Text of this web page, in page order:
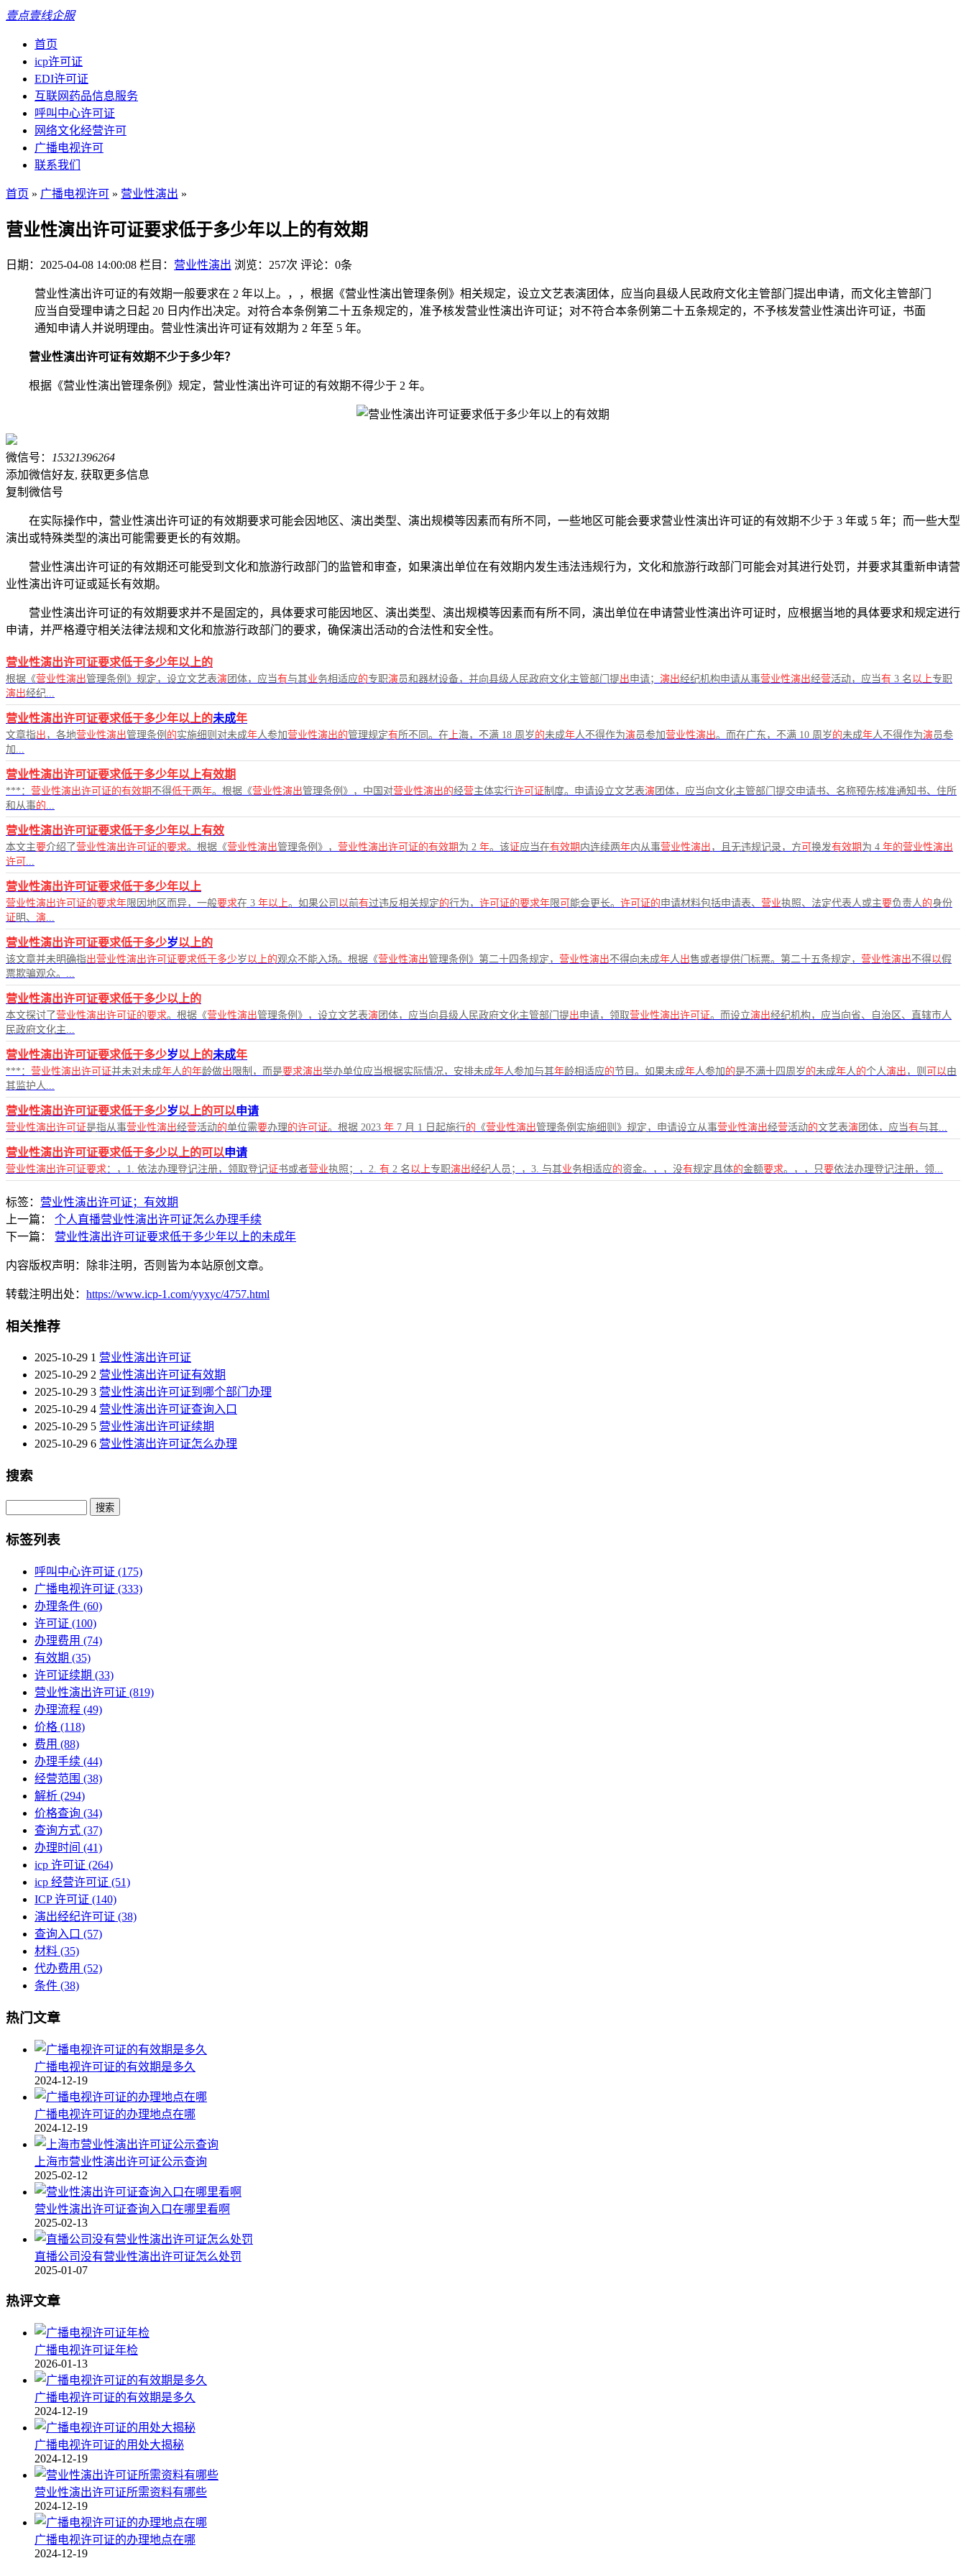
壹点壹线企服
首页
icp许可证
EDI许可证
互联网药品信息服务
呼叫中心许可证
网络文化经营许可
广播电视许可
联系我们
首页 » 广播电视许可 » 营业性演出 »
营业性演出许可证要求低于多少年以上的有效期
日期：2025-04-08 14:00:08 栏目： 营业性演出 浏览：257次 评论：0条
营业性演出许可证的有效期一般要求在 2 年以上。，，根据《营业性演出管理条例》相关规定，设立文艺表演团体，应当向县级人民政府文化主管部门提出申请，而文化主管部门
应当自受理申请之日起 20 日内作出决定。对符合本条例第二十五条规定的，准予核发营业性演出许可证；对不符合本条例第二十五条规定的，不予核发营业性演出许可证，书面
通知申请人并说明理由。营业性演出许可证有效期为 2 年至 5 年。
营业性演出许可证有效期不少于多少年？
根据《营业性演出管理条例》规定，营业性演出许可证的有效期不得少于 2 年。
微信号：
15321396264
添加微信好友, 获取更多信息
复制微信号
在实际操作中，营业性演出许可证的有效期要求可能会因地区、演出类型、演出规模等因素而有所不同，一些地区可能会要求营业性演出许可证的有效期不少于 3 年或 5 年；而一些大型
演出或特殊类型的演出可能需要更长的有效期。
营业性演出许可证的有效期还可能受到文化和旅游行政部门的监管和审查，如果演出单位在有效期内发生违法违规行为，文化和旅游行政部门可能会对其进行处罚，并要求其重新申请营
业性演出许可证或延长有效期。
营业性演出许可证的有效期要求并不是固定的，具体要求可能因地区、演出类型、演出规模等因素而有所不同，演出单位在申请营业性演出许可证时，应根据当地的具体要求和规定进行
申请，并严格遵守相关法律法规和文化和旅游行政部门的要求，确保演出活动的合法性和安全性。
营业性演出许可证要求低于多少年以上的
根据《营业性演出管理条例》规定，设立文艺表演 团体，应当有与其业务相适应的专职演 员和器材设备，并向县级人民政府文化主管部门提出 申请； 演出经纪机构申请从事营业性演出经营活动，应当有 3 名 以上专职
演出经纪...
营业性演出许可证要求低于多少年以上的未成年
文章指出 ，各地营业性演出管理条例 的实施细则对未成年人参加 营业性演出的管理规定有所不同。在 上海，不满 18 周岁的未成年人不得作为演 员参加 营业性演出。而在广东，不满 10 周岁的未成年人不得作为演 员参
加...
营业性演出许可证要求低于多少年以上有效期
***： 营业性演出许可证的有效期 不得低于两年。根据《营业性演出管理条例》，中国对营业性演出的经营主体实行许可证制度。申请设立文艺表演 团体，应当向文化主管部门提交申请书、名称预先核准通知书、住所
和从事的
营业性演出许可证要求低于多少年以上有效
本文主要介绍了 营业性演出许可证的要求。根据《营业性演出管理条例》， 营业性演出许可证的有效期 为 2 年。该证应当在有效期 内连续两年内从事营业性演出 ，且无违规记录，方 可 换发有效期 为 4 年的营业性演出
许可
营业性演出许可证要求低于多少年以上
营业性演出许可证的要求年 限因地区而异，一般要求在 3 年以上。如果公司 以前有过违反相关规定的行为， 许可证的要求年 限 可 能会更长。 许可证的 申请材料包括申请表、 营业执照、法定代表人或主要负责人 的身份
证 明、 演
营业性演出许可证要求低于多少岁以上的
该文章并未明确指出营业性演出许可证要求低于多少岁以上的观众不能入场。根据《营业性演出管理条例》第二十四条规定， 营业性演出不得向未成年人 出售或者提供门标票。第二十五条规定， 营业性演出不得以假
票欺骗观众。...
营业性演出许可证要求低于多少以上的
本文探讨了 营业性演出许可证的要求。根据《营业性演出管理条例》，设立文艺表演 团体，应当向县级人民政府文化主管部门提出 申请，领取营业性演出许可证。而设立演出经纪机构，应当向省、自治区、直辖市人
民政府文化主...
营业性演出许可证要求低于多少岁以上的未成年
***： 营业性演出许可证并未对未成年人 的年龄做出 限制，而是要求演出举办单位应当根据实际情况，安排未成年人参加与其年龄相适应的节目。如果未成年人参加 的是不满十四周岁的未成年人 的个人演出 ，则 可以 由
其监护人...
营业性演出许可证要求低于多少岁以上的可以申请
营业性演出许可证是指从事营业性演出经营活动的单位需要办理的许可证。根据 2023 年 7 月 1 日起施行的 《营业性演出管理条例实施细则》规定，申请设立从事营业性演出经营活动的文艺表演 团体，应当有与其...
营业性演出许可证要求低于多少以上的可以申请
营业性演出许可证要求：，1. 依法办理登记注册，领取登记证书或者营业执照；，2. 有 2 名 以上专职演出经纪人员；，3. 与其业务相适应的资金。，，没有规定具体的金额要求。，，只要依法办理登记注册，领...
标签： 营业性演出许可证；有效期
上一篇：
个人直播营业性演出许可证怎么办理手续
下一篇：
营业性演出许可证要求低于多少年以上的未成年
内容版权声明：除非注明，否则皆为本站原创文章。
转载注明出处： https://www.icp-1.com/yyxyc/4757.html
相关推荐
2025-10-29 1 营业性演出许可证
2025-10-29 2 营业性演出许可证有效期
2025-10-29 3 营业性演出许可证到哪个部门办理
2025-10-29 4 营业性演出许可证查询入口
2025-10-29 5 营业性演出许可证续期
2025-10-29 6 营业性演出许可证怎么办理
搜索
Search
标签列表
呼叫中心许可证 (175)
广播电视许可证 (333)
办理条件 (60)
许可证 (100)
办理费用 (74)
有效期 (35)
许可证续期 (33)
营业性演出许可证 (819)
办理流程 (49)
价格 (118)
费用 (88)
办理手续 (44)
经营范围 (38)
解析 (294)
价格查询 (34)
查询方式 (37)
办理时间 (41)
icp 许可证 (264)
icp 经营许可证 (51)
ICP 许可证 (140)
演出经纪许可证 (38)
查询入口 (57)
材料 (35)
代办费用 (52)
条件 (38)
热门文章
广播电视许可证的有效期是多久
2024-12-19
广播电视许可证的办理地点在哪
2024-12-19
上海市营业性演出许可证公示查询
2025-02-12
营业性演出许可证查询入口在哪里看啊
2025-02-13
直播公司没有营业性演出许可证怎么处罚
2025-01-07
热评文章
广播电视许可证年检
2026-01-13
广播电视许可证的有效期是多久
2024-12-19
广播电视许可证的用处大揭秘
2024-12-19
营业性演出许可证所需资料有哪些
2024-12-19
广播电视许可证的办理地点在哪
2024-12-19